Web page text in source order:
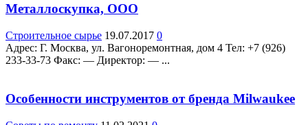
Металлоскупка, ООО
Строительное сырье 19.07.2017 0
Адрес: Г. Москва, ул. Вагоноремонтная, дом 4 Teл: +7 (926)
233-33-73 Факс: — Директор: — ...
Особенности инструментов от бренда Milwaukee